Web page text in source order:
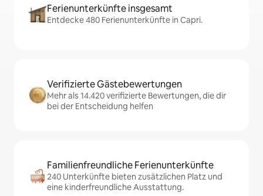
Ferienunterkünfte insgesamt
Entdecke 480 Ferienunterkünfte in Capri.
Verifizierte Gästebewertungen
Mehr als 14.420 verifizierte Bewertungen, die dir
bei der Entscheidung helfen
Familienfreundliche Ferienunterkünfte
240 Unterkünfte bieten zusätzlichen Platz und
eine kinderfreundliche Ausstattung.